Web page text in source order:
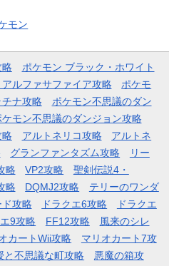
モン
略
ポケモン ブラック・ホワイト
ルファサファイア攻略
ポケモ
ナ攻略
ポケモン不思議のダン
ケモン不思議のダンジョン攻略
略
アルトネリコ攻略
アルトネ
グランファンタズム攻略
リー
略 VP2攻略
聖剣伝説4・
略 DQMJ2攻略
テリーのワンダ
ド攻略 ドラクエ6攻略
ドラクエ
9攻略 FF12攻略
風来のシレ
カートWii攻略
マリオカート7攻
と不思議な町攻略 悪魔の箱攻